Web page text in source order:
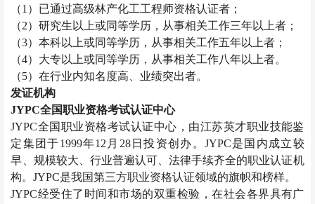
（1 ）已通过高级林产化工工程师资格认证者；
（2）研究生以上或同等学历，从事相关工作三年以上者；
（3）本科以上或同等学历，从事相关工作五年以上者；
（4）大专以上或同等学历，从事相关工作八年以上者。
（5）在行业内知名度高、业绩突出者。
发证机构
JYPC全国职业资格考试认证中心
JYPC全国职业资格考试认证中心，由江苏英才职业技能鉴
定集团于1999年12 月 28日投资创办。 JYPC是国内成立较
早、规模较大、行业普遍认可、法律手续齐全的职业认证机
构。JYPC是我国第三方职业资格认证领域的旗帜和榜样。
JYPC经受住了时间和市场的双重检验，在社会各界具有广